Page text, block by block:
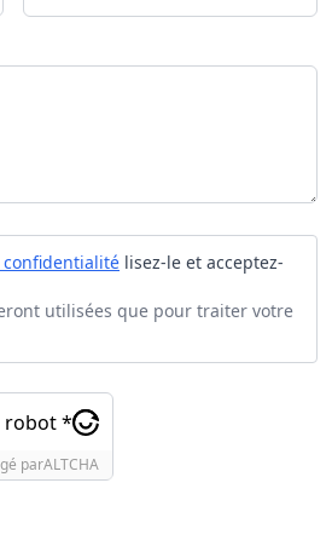
lisez-le et acceptez-
utilisées que pour traiter votre
robot *
parALTCHA